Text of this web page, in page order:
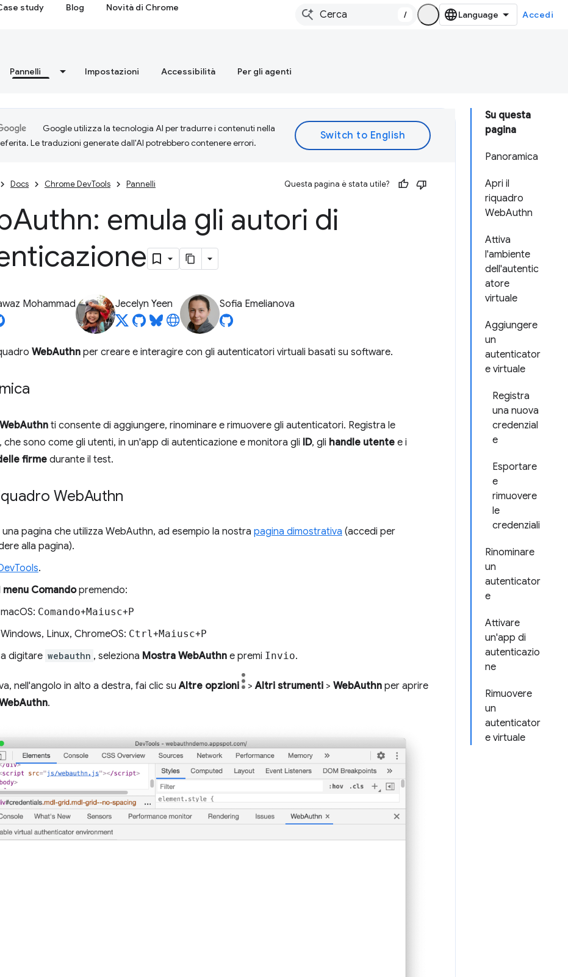
study Blog Novità di Chrome
/ Accedi
Pannelli Impostazioni Accessibilità Per gli agenti
Su questa
pagina
Panoramica
Apri il
riquadro
WebAuthn
Attiva
l'ambiente
dell'autentic
atore
virtuale
Aggiungere
un
autenticator
e virtuale
Registra
una nuova
credenzial
e
Esportare
e
rimuovere
le
credenziali
Rinominare
un
autenticator
e
Attivare
un'app di
autenticazio
ne
Rimuovere
un
autenticator
e virtuale
Google utilizza la tecnologia AI per tradurre i contenuti nella
Le traduzioni generate dall'AI potrebbero contenere errori.
Docs Chrome DevTools Pannelli Questa pagina è stata utile?
Authn: emula gli autori di
Mohammad Jecelyn Yeen Sofia Emelianova
WebAuthn per creare e interagire con gli autenticatori virtuali basati su software.
WebAuthn ti consente di aggiungere, rinominare e rimuovere gli autenticatori. Registra le
che sono come gli utenti, in un'app di autenticazione e monitora gli ID, gli handle utente e i
firme durante il test.
WebAuthn
una pagina che utilizza WebAuthn, ad esempio la nostra pagina dimostrativa (accedi per
alla pagina).
.
menu Comandopremendo:
macOS: Comando+Maiusc+P
Windows, Linux, ChromeOS: Ctrl+Maiusc+P
digitare webauthn , seleziona Mostra WebAuthn e premi Invio.
nell'angolo in alto a destra, fai clic suAltre opzioni >Altri strumenti > WebAuthn per aprire
.